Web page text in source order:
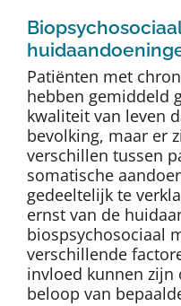
Patiënten met
hebben gemiddeld
kwaliteit van leven
bevolking, maar er
verschillen tussen
somatische
gedeeltelijk te
ernst van de
biospsychosociaal
verschillende
invloed kunnen
beloop van